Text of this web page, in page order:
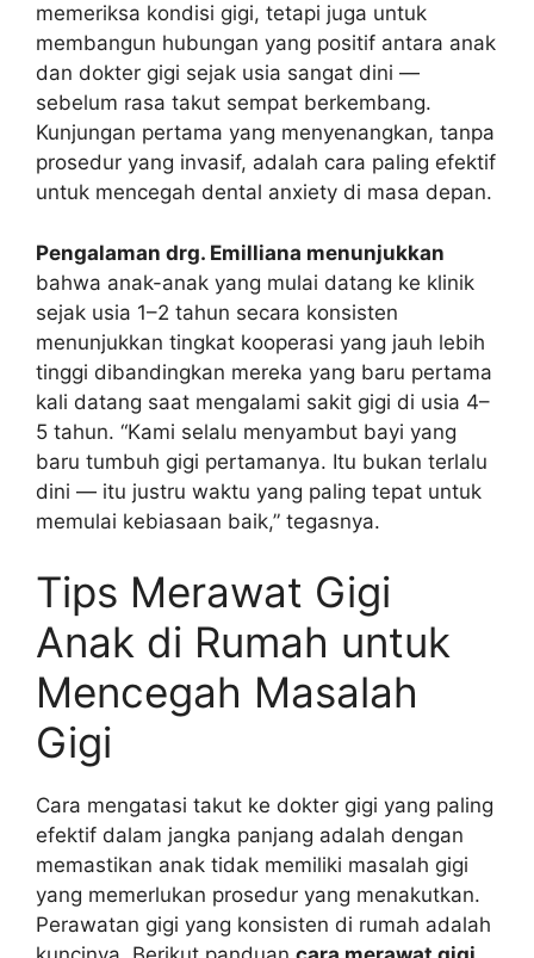
memeriksa kondisi gigi, tetapi juga untuk
membangun hubungan yang positif antara anak
dan dokter gigi sejak usia sangat dini —
sebelum rasa takut sempat berkembang.
Kunjungan pertama yang menyenangkan, tanpa
prosedur yang invasif, adalah cara paling efektif
untuk mencegah dental anxiety di masa depan.
Pengalaman drg. Emilliana menunjukkan
bahwa anak-anak yang mulai datang ke klinik
sejak usia 1–2 tahun secara konsisten
menunjukkan tingkat kooperasi yang jauh lebih
tinggi dibandingkan mereka yang baru pertama
kali datang saat mengalami sakit gigi di usia 4–
5 tahun. “Kami selalu menyambut bayi yang
baru tumbuh gigi pertamanya. Itu bukan terlalu
dini — itu justru waktu yang paling tepat untuk
memulai kebiasaan baik,” tegasnya.
Tips Merawat Gigi
Anak di Rumah untuk
Mencegah Masalah
Gigi
Cara mengatasi takut ke dokter gigi yang paling
efektif dalam jangka panjang adalah dengan
memastikan anak tidak memiliki masalah gigi
yang memerlukan prosedur yang menakutkan.
Perawatan gigi yang konsisten di rumah adalah